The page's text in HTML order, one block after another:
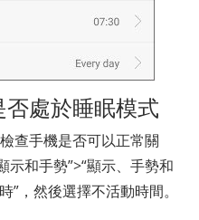
處於睡眠模式
查手機是否可以正常關
示和手勢”>“顯示、手勢和
”，然後選擇不活動時間。